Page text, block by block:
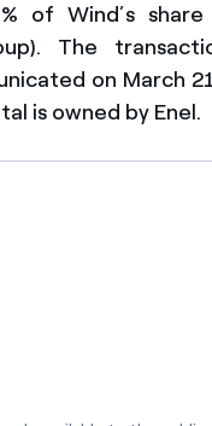
of Wind’s share
The
on March
is owned by Enel.